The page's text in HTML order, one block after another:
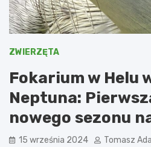
ZWIERZĘTA
Fokarium w Helu
Neptuna:
nowego sezonu
15 września 2024 Tomasz